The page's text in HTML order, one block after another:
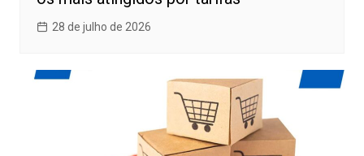
28 de julho de 2026